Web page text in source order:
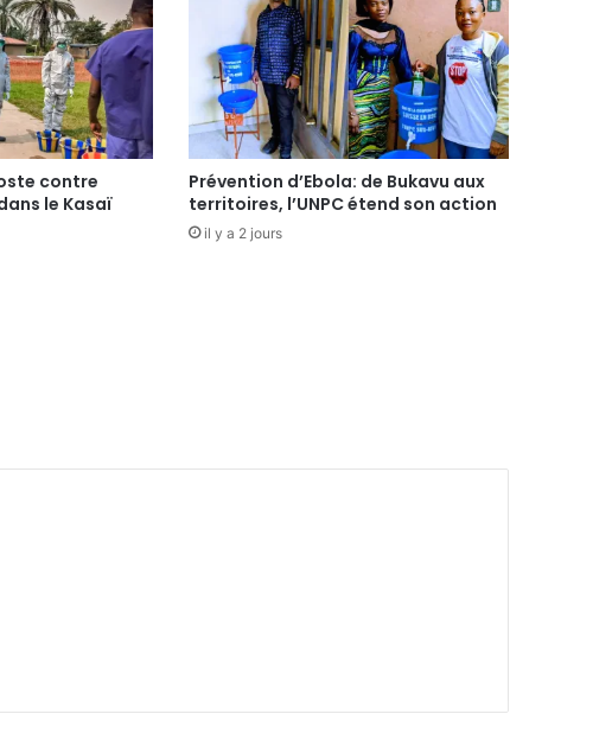
contre
le Kasaï
Prévention d’Ebola: de Bukavu aux
territoires, l’UNPC étend son action
il y a 2 jours